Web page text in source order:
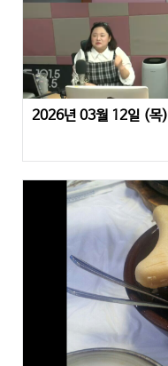
2026년 03월 12일 (목)